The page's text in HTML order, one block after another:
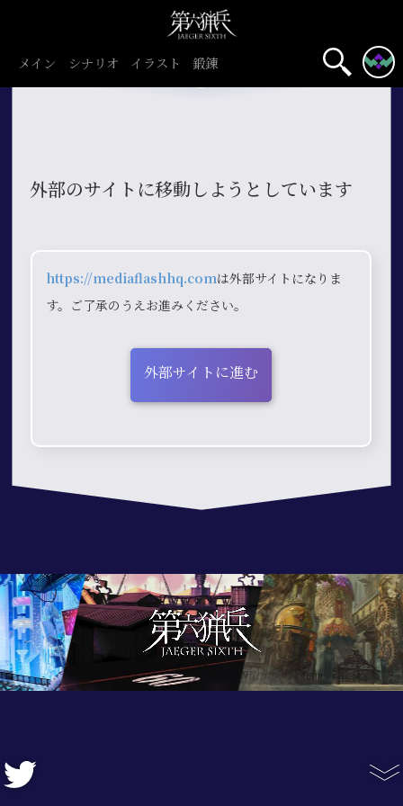
メイン シナリオ イラスト 鍛錬
外部のサイトに移動しようとしています
https://mediaflashhq.comは外部サイトになりま
す。ご了承のうえお進みください。
外部サイトに進む